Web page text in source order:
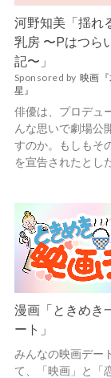
河野知美「揺れ
乳房 〜Pはつら
記〜」
Sponsored by 映画
星』
俳優は、プロデュ
んな思いで劇場公
すのか。もしもそ
を宣告されたとし
漫画「ときめき
ート」
みんなの映画デー
て、「映画」と「